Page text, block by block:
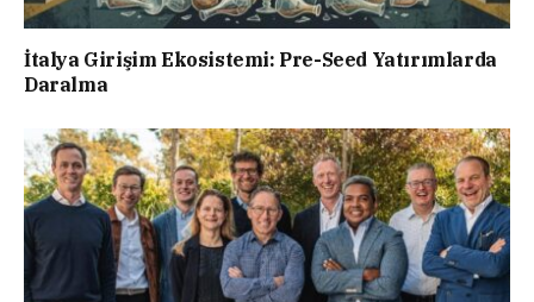
İtalya Girişim Ekosistemi: Pre-Seed Yatırımlarda
Daralma